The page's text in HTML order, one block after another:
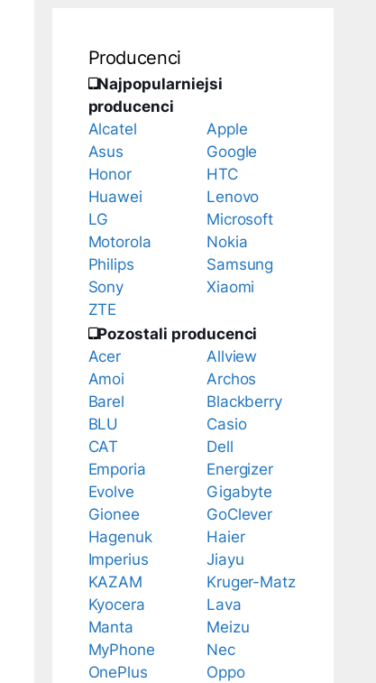
Producenci
Najpopularniejsi
producenci
Alcatel
Asus
Honor
Huawei
LG
Motorola
Philips
Sony
ZTE
Apple
Google
HTC
Lenovo
Microsoft
Nokia
Samsung
Xiaomi
Pozostali producenci
Acer
Amoi
Barel
BLU
CAT
Emporia
Evolve
Gionee
Hagenuk
Imperius
KAZAM
Kyocera
Manta
MyPhone
OnePlus
Allview
Archos
Blackberry
Casio
Dell
Energizer
Gigabyte
GoClever
Haier
Jiayu
Kruger-Matz
Lava
Meizu
Nec
Oppo